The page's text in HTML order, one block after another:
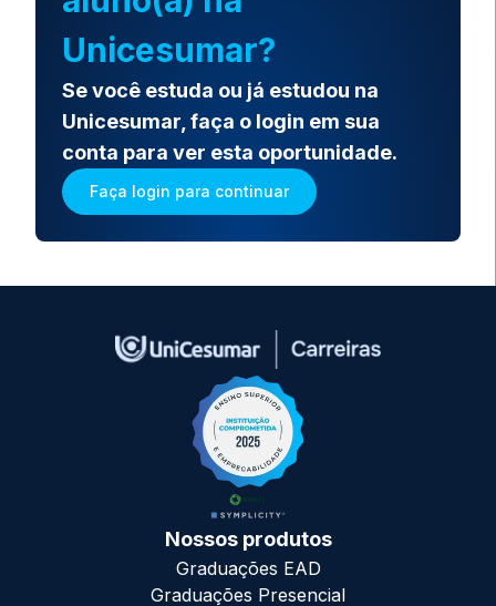
Unicesumar?
Se você estuda ou já estudou na
Unicesumar, faça o login em sua
conta para ver esta oportunidade.
Faça login para continuar
Nossos produtos
Graduações EAD
Graduações Presencial